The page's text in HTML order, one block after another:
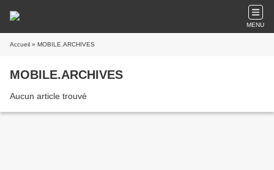
MENU
Accueil » MOBILE.ARCHIVES
MOBILE.ARCHIVES
Aucun article trouvé